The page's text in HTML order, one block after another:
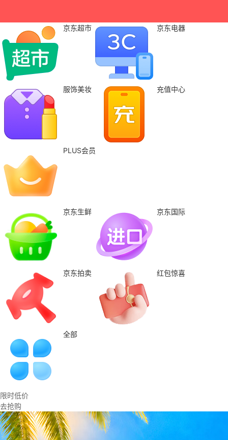
京东超市 京东电器
服饰美妆 充值中心
PLUS会员
京东生鲜 京东国际
京东拍卖 红包惊喜
全部
限时低价
去抢购